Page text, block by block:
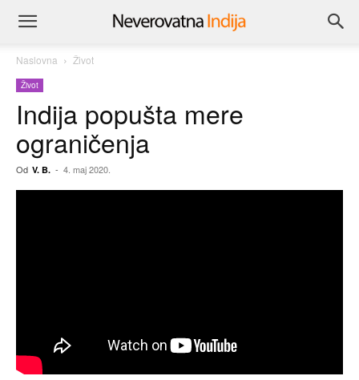
Naslovna Život
Život
Indija popušta mere
ograničenja
Od V. B. - 4. maj 2020.